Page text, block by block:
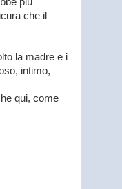
che il
la madre e i
intimo,
qui, come